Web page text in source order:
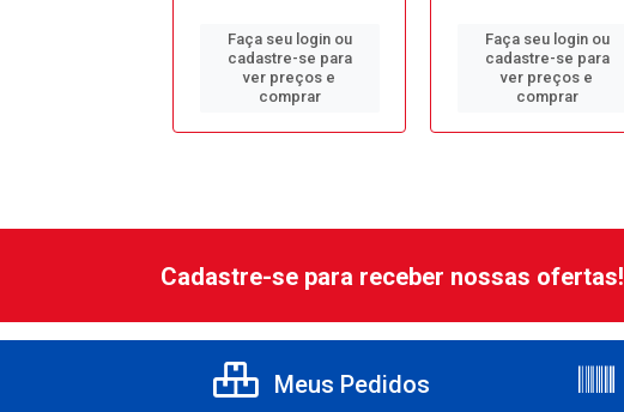
Faça seu login ou
cadastre-se para
ver preços e
comprar
Faça seu login ou
cadastre-se para
ver preços e
comprar
Cadastre-se para receber nossas ofertas!
Meus Pedidos